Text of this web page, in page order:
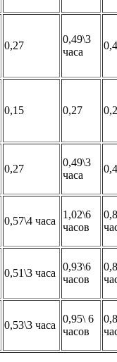
0,27
0,49\3
часа
0,15 0,27
0,27
0,49\3
часа
0,57\4 часа
1,02\6
часов
0,51\3 часа
0,93\6
часов
0,53\3 часа
0,95\ 6
часов